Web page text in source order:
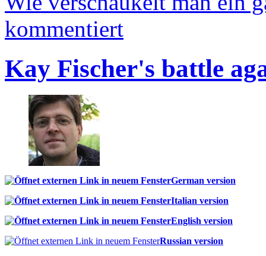
kommentiert
Kay Fischer's battle
German version
Italian version
English version
Russian version